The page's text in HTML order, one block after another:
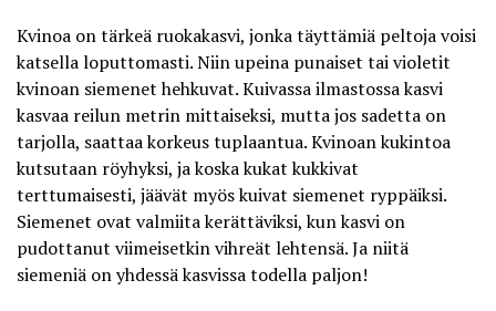
Kvinoa on tärkeä ruokakasvi, jonka täyttämiä peltoja voisi
katsella loputtomasti. Niin upeina punaiset tai violetit
kvinoan siemenet hehkuvat. Kuivassa ilmastossa kasvi
kasvaa reilun metrin mittaiseksi, mutta jos sadetta on
tarjolla, saattaa korkeus tuplaantua. Kvinoan kukintoa
kutsutaan röyhyksi, ja koska kukat kukkivat
terttumaisesti, jäävät myös kuivat siemenet ryppäiksi.
Siemenet ovat valmiita kerättäviksi, kun kasvi on
pudottanut viimeisetkin vihreät lehtensä. Ja niitä
siemeniä on yhdessä kasvissa todella paljon!